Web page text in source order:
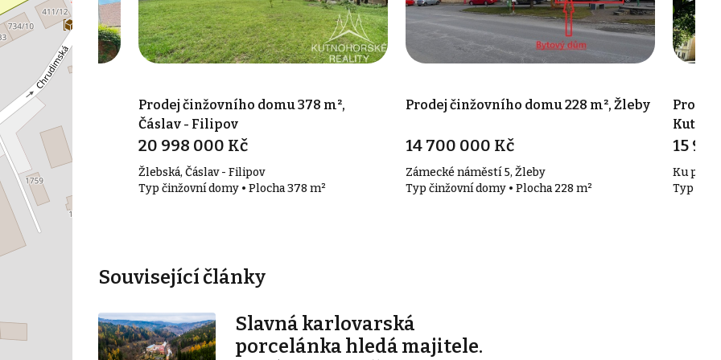
1 200 m²,
1 200 m²
Prodej činžovního domu 378 m²,
Čáslav - Filipov
20 998 000 Kč
Žlebská, Čáslav - Filipov
Typ činžovní domy • Plocha 378 m²
Prodej činžovního domu 228 m², Žleby
14 700 000 Kč
Zámecké náměstí 5, Žleby
Typ činžovní domy • Plocha 228 m²
Prodej
Kutná
15
Ku
Typ
Související články
Slavná karlovarská
porcelánka hledá majitele.